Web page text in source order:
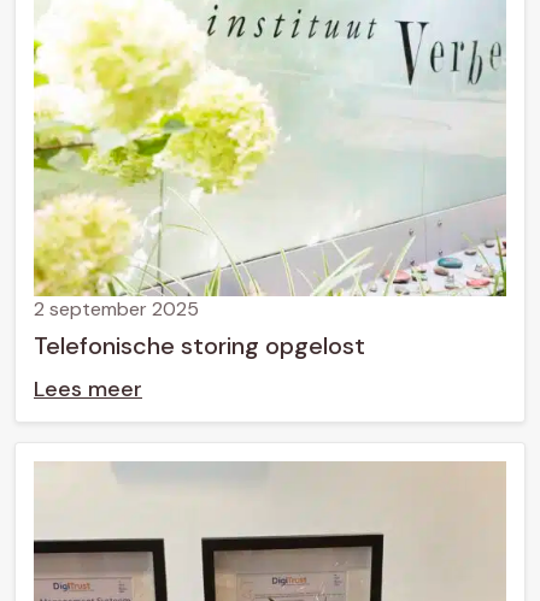
Telefonische storing opgelost
2 september 2025
Lees meer